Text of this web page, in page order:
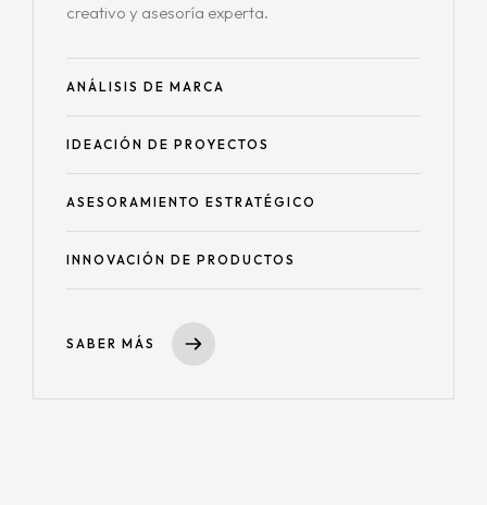
creativo y asesoría experta.
ANÁLISIS DE MARCA
IDEACIÓN DE PROYECTOS
ASESORAMIENTO ESTRATÉGICO
INNOVACIÓN DE PRODUCTOS
SABER MÁS